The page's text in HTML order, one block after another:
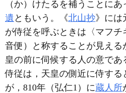
（か）けたるを補うことに
遺 ともいう。《北山抄》には
が侍従を呼ぶときは〈マフ
音便）と称することが見える
皇の前に伺候する人の意で
侍従は，天皇の側近に侍する
が，810年（弘仁1）に蔵人所